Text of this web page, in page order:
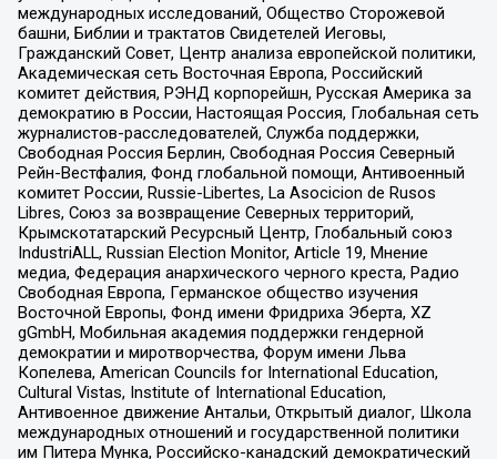
международных исследований, Общество Сторожевой
башни, Библии и трактатов Свидетелей Иеговы,
Гражданский Совет, Центр анализа европейской политики,
Академическая сеть Восточная Европа, Российский
комитет действия, РЭНД корпорейшн, Русская Америка за
демократию в России, Настоящая Россия, Глобальная сеть
журналистов-расследователей, Служба поддержки,
Свободная Россия Берлин, Свободная Россия Северный
Рейн-Вестфалия, Фонд глобальной помощи, Антивоенный
комитет России, Russie-Libertes, La Asocicion de Rusos
Libres, Союз за возвращение Северных территорий,
Крымскотатарский Ресурсный Центр, Глобальный союз
IndustriALL, Russian Election Monitor, Article 19, Мнение
медиа, Федерация анархического черного креста, Радио
Свободная Европа, Германское общество изучения
Восточной Европы, Фонд имени Фридриха Эберта, XZ
gGmbH, Мобильная академия поддержки гендерной
демократии и миротворчества, Форум имени Льва
Копелева, American Councils for International Education,
Cultural Vistas, Institute of International Education,
Антивоенное движение Антальи, Открытый диалог, Школа
международных отношений и государственной политики
им Питера Мунка, Российско-канадский демократический